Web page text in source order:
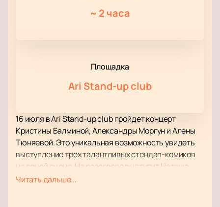
~ 2 часа
Площадка
Ari Stand-up club
16 июля в Ari Stand-up club пройдет концерт
Кристины Балминой, Александры Моргун и Алены
Тюняевой. Это уникальная возможность увидеть
выступление трех талантливых стендап-комиков
на одной сцене. На разогреве выступит Наташа
Будняк. Шоу будет проходить на русском языке.
Читать дальше...